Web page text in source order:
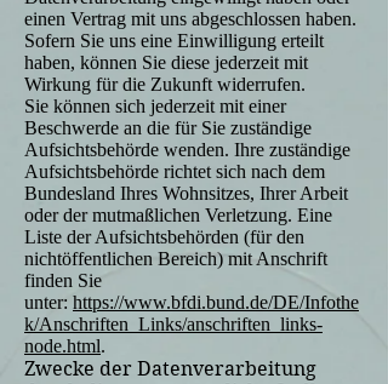
einen Vertrag mit uns abgeschlossen haben.
Sofern Sie uns eine Einwilligung erteilt
haben, können Sie diese jederzeit mit
Wirkung für die Zukunft widerrufen.
Sie können sich jederzeit mit einer
Beschwerde an die für Sie zuständige
Aufsichtsbehörde wenden. Ihre zuständige
Aufsichtsbehörde richtet sich nach dem
Bundesland Ihres Wohnsitzes, Ihrer Arbeit
oder der mutmaßlichen Verletzung. Eine
Liste der Aufsichtsbehörden (für den
nichtöffentlichen Bereich) mit Anschrift
finden Sie
unter: https://www.bfdi.bund.de/DE/Infothe
k/Anschriften_Links/anschriften_links-
node.html.
Zwecke der Datenverarbeitung